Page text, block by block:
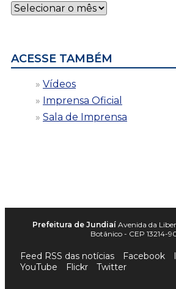
Notícias
por
ACESSE TAMBÉM
Vídeos
Imprensa Oficial
Sala de Imprensa
Prefeitura de Jundiaí Avenida da
Botânico - CEP 13214-
Feed RSS das notícias Facebook
YouTube
Flickr Twitter